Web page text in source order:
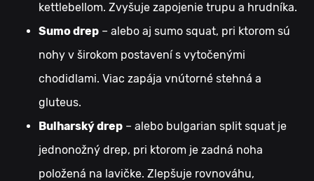
kettlebellom. Zvyšuje zapojenie trupu a hrudníka.
Sumo drep – alebo aj sumo squat, pri ktorom sú
nohy v širokom postavení s vytočenými
chodidlami. Viac zapája vnútorné stehná a
gluteus.
Bulharský drep – alebo bulgarian split squat je
jednonožný drep, pri ktorom je zadná noha
položená na lavičke. Zlepšuje rovnováhu,